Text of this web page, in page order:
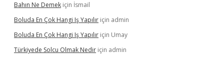
Bahın Ne Demek için İsmail
Boluda En Çok Hangi Iş Yapılır için admin
Boluda En Çok Hangi Iş Yapılır için Umay
Türkiyede Solcu Olmak Nedir için admin